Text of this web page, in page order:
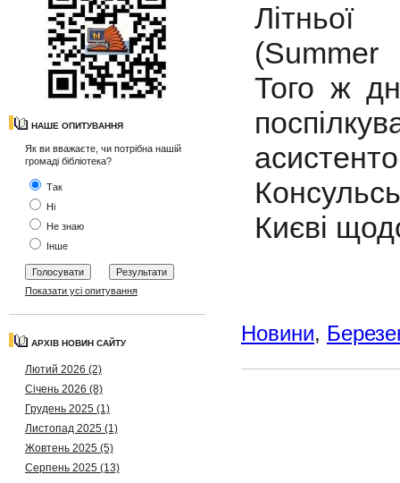
НАШЕ ОПИТУВАННЯ
Як ви вважаєте, чи потрібна нашій
громаді бібліотека?
Так
Ні
Не знаю
Інше
Показати усі опитування
АРХІВ НОВИН САЙТУ
Лютий 2026 (2)
Січень 2026 (8)
Грудень 2025 (1)
Листопад 2025 (1)
Жовтень 2025 (5)
Серпень 2025 (13)
Літньої
Того ж
Києві
Новини,